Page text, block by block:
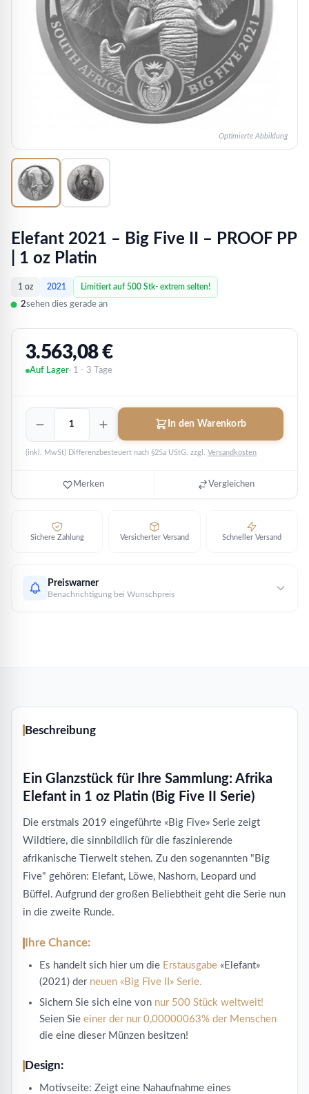
Optimierte Abbildung
Elefant 2021 – Big Five II – PROOF PP
| 1 oz Platin
1 oz 2021 Limitiert auf 500 Stk- extrem selten!
2sehen dies gerade an
3.563,08€
Auf Lager· 1 - 3 Tage
Elefant
2021
-
Big
Menge
In den Warenkorb
(inkl. MwSt) Differenzbesteuert nach §25a UStG. zzgl. Versandkosten
Merken Vergleichen
Sichere Zahlung Versicherter Versand Schneller Versand
Preiswarner
Benachrichtigung bei Wunschpreis
Beschreibung
Ein Glanzstück für Ihre Sammlung: Afrika
Elefant in 1 oz Platin (Big Five II Serie)
Die erstmals 2019 eingeführte «Big Five» Serie zeigt
Wildtiere, die sinnbildlich für die faszinierende
afrikanische Tierwelt stehen. Zu den sogenannten "Big
Five" gehören: Elefant, Löwe, Nashorn, Leopard und
Büffel. Aufgrund der großen Beliebtheit geht die Serie nun
in die zweite Runde.
Ihre Chance:
Es handelt sich hier um die Erstausgabe «Elefant»
(2021) der neuen «Big Five II» Serie.
Sichern Sie sich eine von nur 500 Stück weltweit!
Seien Sie einer der nur 0,00000063% der Menschen
die eine dieser Münzen besitzen!
Design:
Motivseite: Zeigt eine Nahaufnahme eines